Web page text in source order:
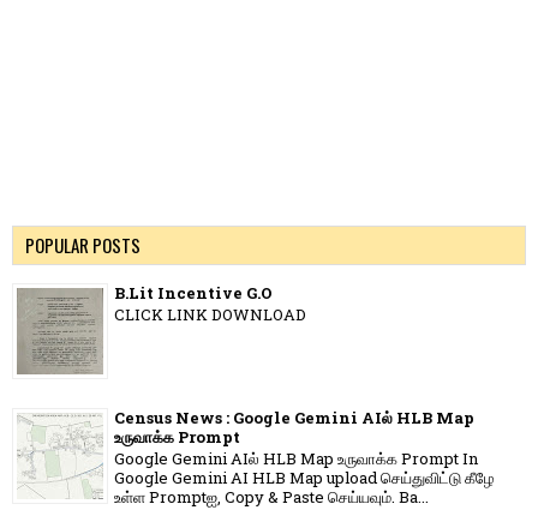
POPULAR POSTS
B.Lit Incentive G.O
CLICK LINK DOWNLOAD
Census News : Google Gemini AIல் HLB Map
உருவாக்க Prompt
Google Gemini AIல் HLB Map உருவாக்க Prompt In
Google Gemini AI HLB Map upload செய்துவிட்டு கீழே
உள்ள Promptஐ, Copy & Paste செய்யவும். Ba...